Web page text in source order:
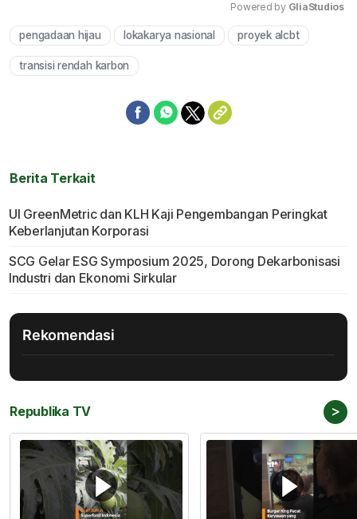
Mute
Powered by GliaStudios
pengadaan hijau lokakarya nasional proyek alcbt
transisi rendah karbon
Berita Terkait
UI GreenMetric dan KLH Kaji Pengembangan Peringkat
Keberlanjutan Korporasi
SCG Gelar ESG Symposium 2025, Dorong Dekarbonisasi
Industri dan Ekonomi Sirkular
Rekomendasi
Republika TV >